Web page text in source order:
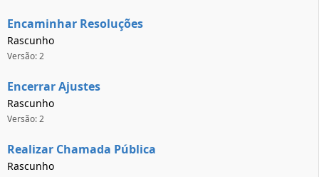
Encaminhar Resoluções
Rascunho
Versão: 2
Encerrar Ajustes
Rascunho
Versão: 2
Realizar Chamada Pública
Rascunho